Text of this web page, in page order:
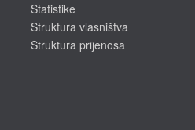
Statistike
Struktura vlasništva
Struktura prijenosa